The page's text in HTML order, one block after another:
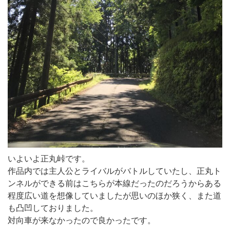
いよいよ正丸峠です。
作品内では主人公とライバルがバトルしていたし、正丸ト
ンネルができる前はこちらが本線だったのだろうからある
程度広い道を想像していましたが思いのほか狭く、また道
も凸凹しておりました。
対向車が来なかったので良かったです。